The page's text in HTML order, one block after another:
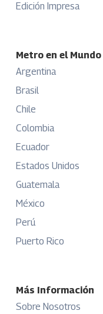
Edición Impresa
Metro en el Mundo
Argentina
Brasil
Chile
Colombia
Ecuador
Estados Unidos
Guatemala
México
Perú
Puerto Rico
Más Información
Sobre Nosotros